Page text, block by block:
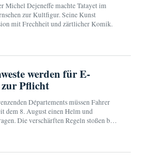
Michel Dejeneffe machte Tatayet im
zur Kultfigur. Seine Kunst
mit Frechheit und zärtlicher Komik.
werden für E-
zur Pflicht
Départements müssen Fahrer
dem 8. August einen Helm und
Die verschärften Regeln stoßen bei